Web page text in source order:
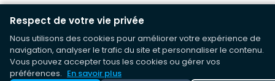
Respect de votre vie privée
Nous utilisons des cookies pour améliorer votre expérience de
navigation, analyser le trafic du site et personnaliser le contenu.
Vous pouvez accepter tous les cookies ou gérer vos
préférences. En savoir plus